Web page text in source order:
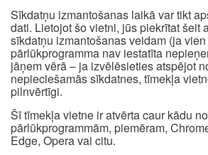
Sīkdatņu izmantošanas laikā var tikt
dati. Lietojot šo vietni, jūs piekrītat šeit
sīkdatņu izmantošanas veidam (ja
pārlūkprogramma nav iestatīta
jāņem vērā – ja izvēlēsieties atspējot
nepieciešamās sīkdatnes, tīmekļa
pilnvērtīgi.
Šī tīmekļa vietne ir atvērta caur kādu no
pārlūkprogrammām, piemēram,
Edge, Opera vai citu.